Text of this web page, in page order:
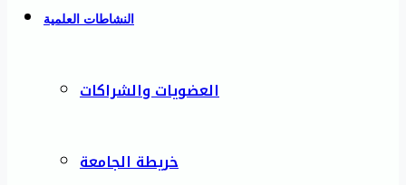
النشاطات العلمية
العضويات والشراكات
خريطة الجامعة